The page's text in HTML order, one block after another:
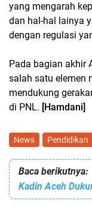
yang mengarah
dan hal-hal lainya
dengan regulasi
Pada bagian akhir
salah satu elemen
mendukung
di PNL. [Hamdani]
News Pendidikan
Baca berikutnya: